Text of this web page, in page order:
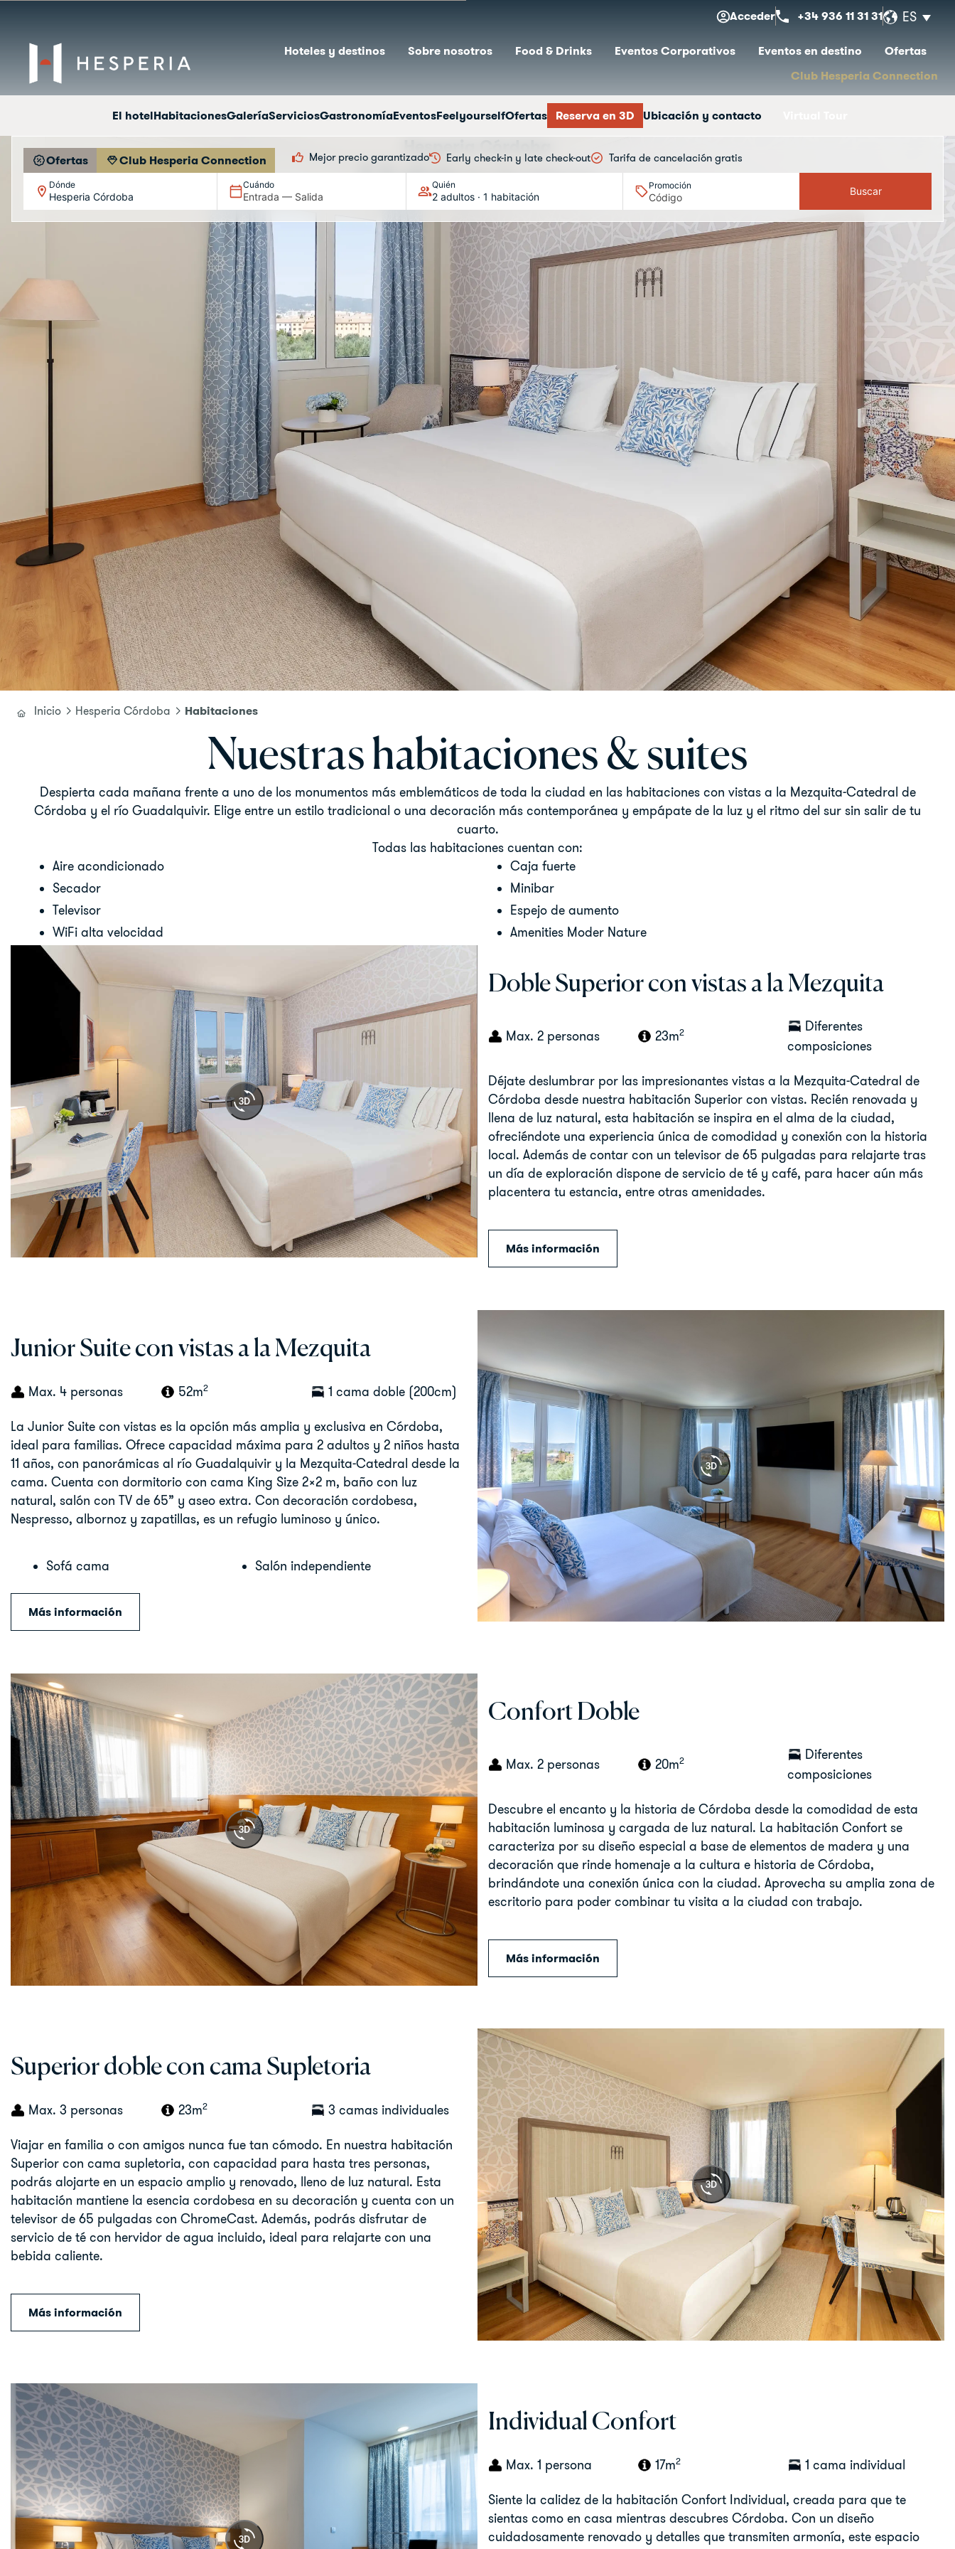
Acceder +34 936 11 31 31 ES
Hoteles y destinos Sobre nosotros Food & Drinks Eventos Corporativos Eventos en destino
Ofertas
Club Hesperia Connection
El hotelHabitacionesGaleríaServiciosGastronomíaEventosFeelyourselfOfertas Reserva en 3D Ubicación y contacto
Ofertas Club Hesperia Connection Mejor precio garantizado Early check-in y late check-out Tarifa de cancelación gratis
Dónde
Hesperia Córdoba
Cuándo
Entrada — Salida
Quién
2 adultos · 1 habitación
Promoción Buscar
Hesperia Córdoba
Habitaciones
Inicio Hesperia Córdoba Habitaciones
Nuestras habitaciones & suites
Despierta cada mañana frente a uno de los monumentos más emblemáticos de toda la ciudad en las habitaciones con vistas a la Mezquita-Catedral de
Córdoba y el río Guadalquivir. Elige entre un estilo tradicional o una decoración más contemporánea y empápate de la luz y el ritmo del sur sin salir de tu
cuarto.
Todas las habitaciones cuentan con:
Aire acondicionado
Secador
Televisor
WiFi alta velocidad
Caja fuerte
Minibar
Espejo de aumento
Amenities Moder Nature
Doble Superior con vistas a la Mezquita
Max. 2 personas 23m2
Diferentes
composiciones
Déjate deslumbrar por las impresionantes vistas a la Mezquita-Catedral de
Córdoba desde nuestra habitación Superior con vistas. Recién renovada y
llena de luz natural, esta habitación se inspira en el alma de la ciudad,
ofreciéndote una experiencia única de comodidad y conexión con la historia
local. Además de contar con un televisor de 65 pulgadas para relajarte tras
un día de exploración dispone de servicio de té y café, para hacer aún más
placentera tu estancia, entre otras amenidades.
Más información
Junior Suite con vistas a la Mezquita
Max. 4 personas 52m2 1 cama doble (200cm)
La Junior Suite con vistas es la opción más amplia y exclusiva en Córdoba,
ideal para familias. Ofrece capacidad máxima para 2 adultos y 2 niños hasta
11 años, con panorámicas al río Guadalquivir y la Mezquita-Catedral desde la
cama. Cuenta con dormitorio con cama King Size 2x2 m, baño con luz
natural, salón con TV de 65” y aseo extra. Con decoración cordobesa,
Nespresso, albornoz y zapatillas, es un refugio luminoso y único.
Sofá cama Salón independiente
Más información
Confort Doble
Max. 2 personas 20m2
Diferentes
composiciones
Descubre el encanto y la historia de Córdoba desde la comodidad de esta
habitación luminosa y cargada de luz natural. La habitación Confort se
caracteriza por su diseño especial a base de elementos de madera y una
decoración que rinde homenaje a la cultura e historia de Córdoba,
brindándote una conexión única con la ciudad. Aprovecha su amplia zona de
escritorio para poder combinar tu visita a la ciudad con trabajo.
Más información
Superior doble con cama Supletoria
Max. 3 personas 23m2 3 camas individuales
Viajar en familia o con amigos nunca fue tan cómodo. En nuestra habitación
Superior con cama supletoria, con capacidad para hasta tres personas,
podrás alojarte en un espacio amplio y renovado, lleno de luz natural. Esta
habitación mantiene la esencia cordobesa en su decoración y cuenta con un
televisor de 65 pulgadas con ChromeCast. Además, podrás disfrutar de
servicio de té con hervidor de agua incluido, ideal para relajarte con una
bebida caliente.
Más información
Individual Confort
Max. 1 persona 17m2 1 cama individual
Siente la calidez de la habitación Confort Individual, creada para que te
sientas como en casa mientras descubres Córdoba. Con un diseño
cuidadosamente renovado y detalles que transmiten armonía, este espacio